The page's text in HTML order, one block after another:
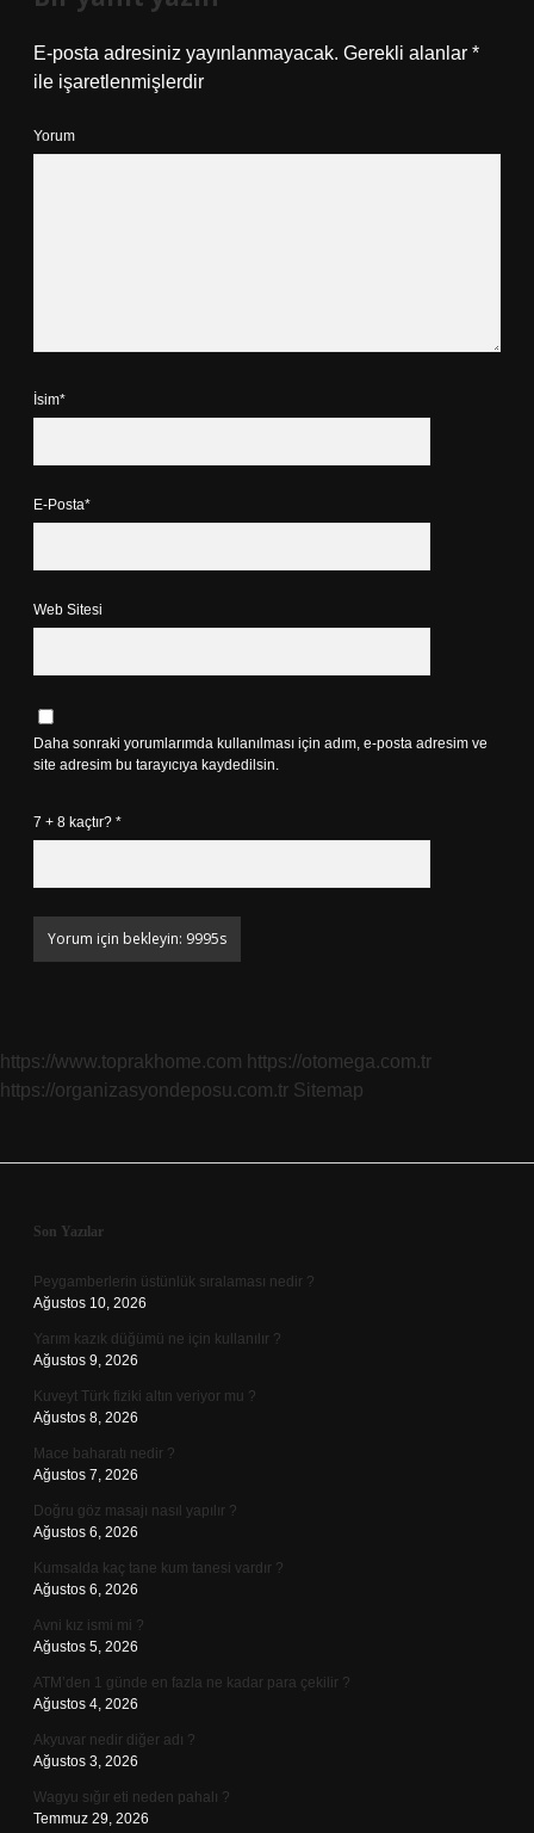
E-posta adresiniz yayınlanmayacak. Gerekli alanlar *
ile işaretlenmişlerdir
Yorum
İsim*
E-Posta*
Web Sitesi
Daha sonraki yorumlarımda kullanılması için adım, e-posta adresim ve
site adresim bu tarayıcıya kaydedilsin.
7 + 8 kaçtır? *
https://www.toprakhome.com https://otomega.com.tr
https://organizasyondeposu.com.tr Sitemap
Sidebar
Son Yazılar
Peygamberlerin üstünlük sıralaması nedir ?
Ağustos 10, 2026
Yarım kazık düğümü ne için kullanılır ?
Ağustos 9, 2026
Kuveyt Türk fiziki altın veriyor mu ?
Ağustos 8, 2026
Mace baharatı nedir ?
Ağustos 7, 2026
Doğru göz masajı nasıl yapılır ?
Ağustos 6, 2026
Kumsalda kaç tane kum tanesi vardır ?
Ağustos 6, 2026
Avni kız ismi mi ?
Ağustos 5, 2026
ATM’den 1 günde en fazla ne kadar para çekilir ?
Ağustos 4, 2026
Akyuvar nedir diğer adı ?
Ağustos 3, 2026
Wagyu sığır eti neden pahalı ?
Temmuz 29, 2026